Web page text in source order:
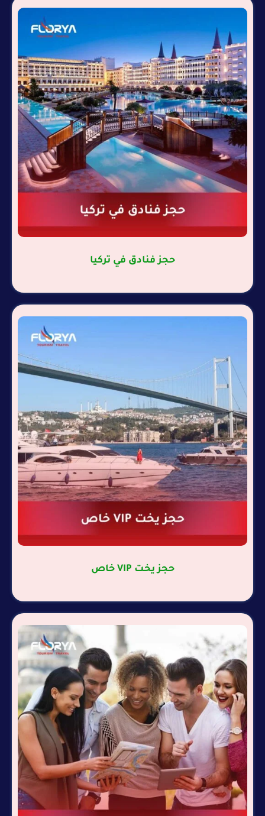
حجز فنادق في تركيا
حجز يخت VIP خاص